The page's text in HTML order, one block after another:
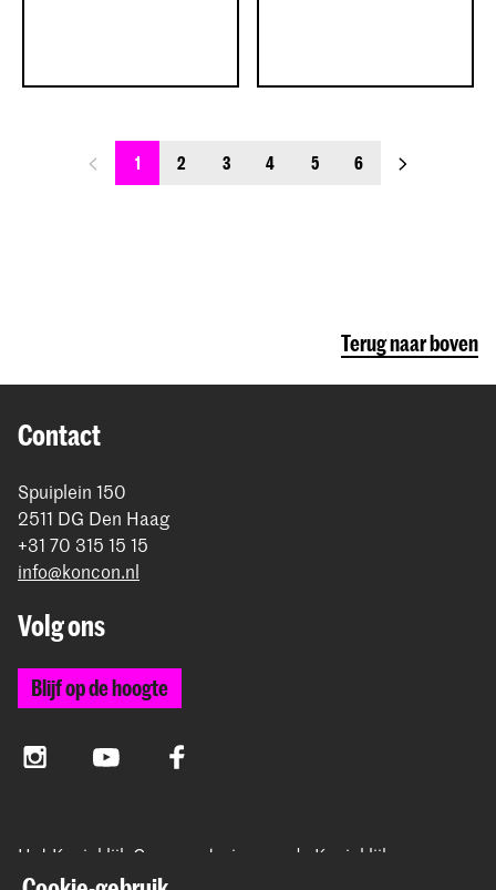
previous_page
1 2 3 4 5 6 next_page
Terug naar boven
Contact
Spuiplein 150
2511 DG Den Haag
+31 70 315 15 15
info@koncon.nl
Volg ons
Blijf op de hoogte
InstagramYouTube Facebook
Het Koninklijk Conservatorium en de Koninklijke
Academie van Beeldende Kunsten vormen samen